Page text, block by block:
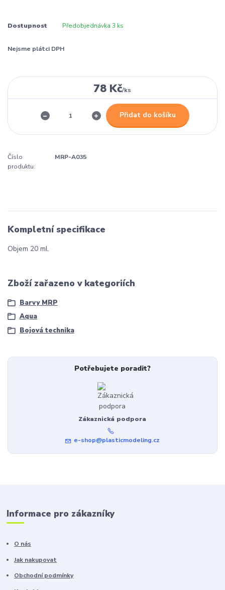
Dostupnost Předobjednávka 3 ks
Nejsme plátci DPH
78 Kč/ks
Přidat do košíku
Číslo
produktu:
MRP-A035
Kompletní specifikace
Objem 20 ml.
Zboží zařazeno v kategoriích
Barvy MRP
Aqua
Bojová technika
Potřebujete poradit?
Zákaznická podpora
e-shop@plasticmodeling.cz
Informace pro zákazníky
O nás
Jak nakupovat
Obchodní podmínky